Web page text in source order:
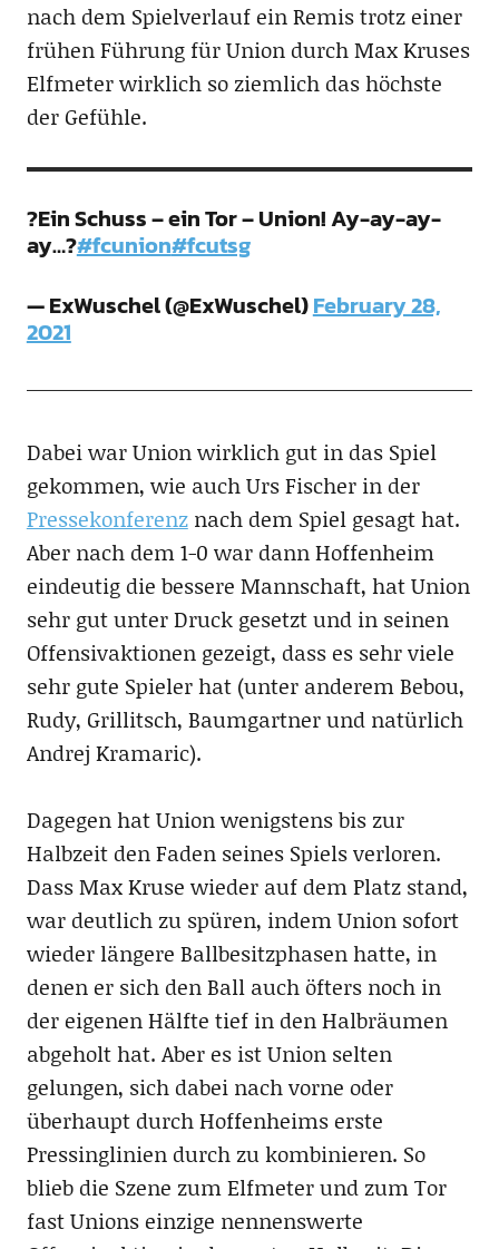
nach dem Spielverlauf ein Remis trotz einer
frühen Führung für Union durch Max Kruses
Elfmeter wirklich so ziemlich das höchste
der Gefühle.
?Ein Schuss – ein Tor – Union! Ay-ay-ay-
ay…?#fcunion#fcutsg
— ExWuschel (@ExWuschel)February 28,
2021
Dabei war Union wirklich gut in das Spiel
gekommen, wie auch Urs Fischer in der
Pressekonferenznach dem Spiel gesagt hat.
Aber nach dem 1-0 war dann Hoffenheim
eindeutig die bessere Mannschaft, hat Union
sehr gut unter Druck gesetzt und in seinen
Offensivaktionen gezeigt, dass es sehr viele
sehr gute Spieler hat (unter anderem Bebou,
Rudy, Grillitsch, Baumgartner und natürlich
Andrej Kramaric).
Dagegen hat Union wenigstens bis zur
Halbzeit den Faden seines Spiels verloren.
Dass Max Kruse wieder auf dem Platz stand,
war deutlich zu spüren, indem Union sofort
wieder längere Ballbesitzphasen hatte, in
denen er sich den Ball auch öfters noch in
der eigenen Hälfte tief in den Halbräumen
abgeholt hat. Aber es ist Union selten
gelungen, sich dabei nach vorne oder
überhaupt durch Hoffenheims erste
Pressinglinien durch zu kombinieren. So
blieb die Szene zum Elfmeter und zum Tor
fast Unions einzige nennenswerte